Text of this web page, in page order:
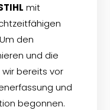
mit
den
und die
bereits vor
und
begonnen.